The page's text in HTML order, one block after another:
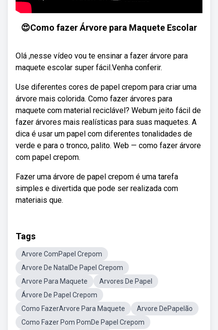
😍Como fazer Árvore para Maquete Escolar
Olá ,nesse vídeo vou te ensinar a fazer árvore para
maquete escolar super fácil.Venha conferir.
Use diferentes cores de papel crepom para criar uma
árvore mais colorida. Como fazer árvores para
maquete com material reciclável? Webum jeito fácil de
fazer árvores mais realísticas para suas maquetes. A
dica é usar um papel com diferentes tonalidades de
verde e para o tronco, palito. Web — como fazer árvore
com papel crepom.
Fazer uma árvore de papel crepom é uma tarefa
simples e divertida que pode ser realizada com
materiais que.
Tags
Arvore ComPapel Crepom
Arvore De NatalDe Papel Crepom
Arvore Para Maquete
Arvores De Papel
Árvore De Papel Crepom
Como FazerArvore Para Maquete
Arvore DePapelão
Como Fazer Pom PomDe Papel Crepom